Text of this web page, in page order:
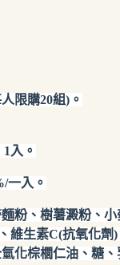
限購20組)。
入。
一入。
粉、樹薯澱粉、小
維生素C(抗氧化劑
化棕櫚仁油、糖、